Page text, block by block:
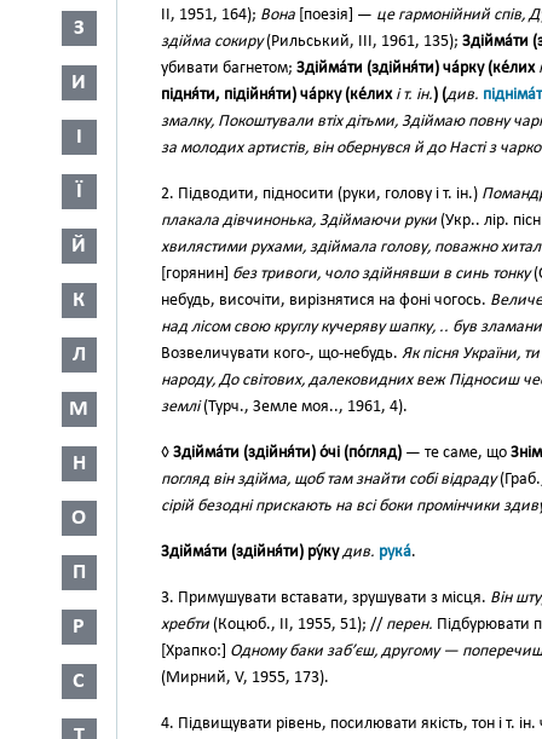
З
И
І
Ї
Й
К
Л
М
Н
О
П
Р
С
II, 1951, 164); Вона [поезія] — це гармонійний спів,
здійма сокиру(Рильський, III, 1961, 135); Здійма́ти
убивати багнетом; Здійма́ти (здійня́ти) ча́рку (ке́лих
підня́ти, підійня́ти) ча́рку (ке́лих і т. ін.) (див.
змалку, Покоштували втіх дітьми, Здіймаю повну
за молодих артистів, він обернувся й до Насті з
2. Підводити, підносити (руки, голову і т. ін.)
плакала дівчинонька, Здіймаючи руки (Укр.. лір.
хвилястими рухами, здіймала голову, поважно
[горянин] без тривоги, чоло здійнявши в синь тонку
небудь, височіти, вирізнятися на фоні чогось.
над лісом свою круглу кучеряву шапку, .. був
Возвеличувати кого-, що-небудь. Як пісня України, ти
народу, До світових, далековидних веж Підносиш
землі(Турч., Земле моя.., 1961, 4).
◊ Здійма́ти (здійня́ти) о́чі (по́гляд) — те саме, що
погляд він здійма, щоб там знайти собі відраду
сірій безодні прискають на всі боки промінчики
Здійма́ти (здійня́ти) ру́ку див. рука́.
3. Примушувати вставати, зрушувати з місця. Він
хребти (Коцюб., II, 1955, 51); // перен. Підбурювати
[Xрапко:] Одному баки заб’єш, другому —
(Мирний, V, 1955, 173).
4. Підвищувати рівень, посилювати якість, тон і т.